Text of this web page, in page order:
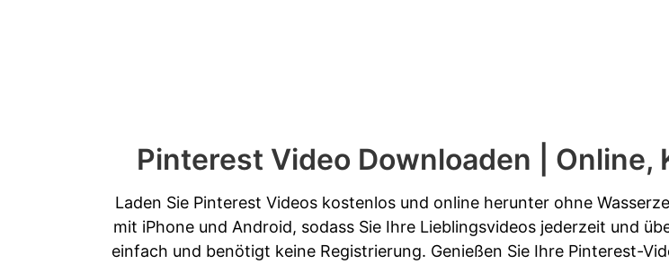
Pinterest Video Downloaden |
Laden Sie Pinterest Videos kostenlos und online herunter ohne
mit iPhone und Android, sodass Sie Ihre Lieblingsvideos jederzeit und
einfach und benötigt keine Registrierung. Genießen Sie Ihre Pinterest-